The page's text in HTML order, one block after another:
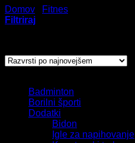
Domov Fitnes
Filtriraj
datumu
Badminton
Borilni športi
Dodatki
Bidon
Igle za napihovanje